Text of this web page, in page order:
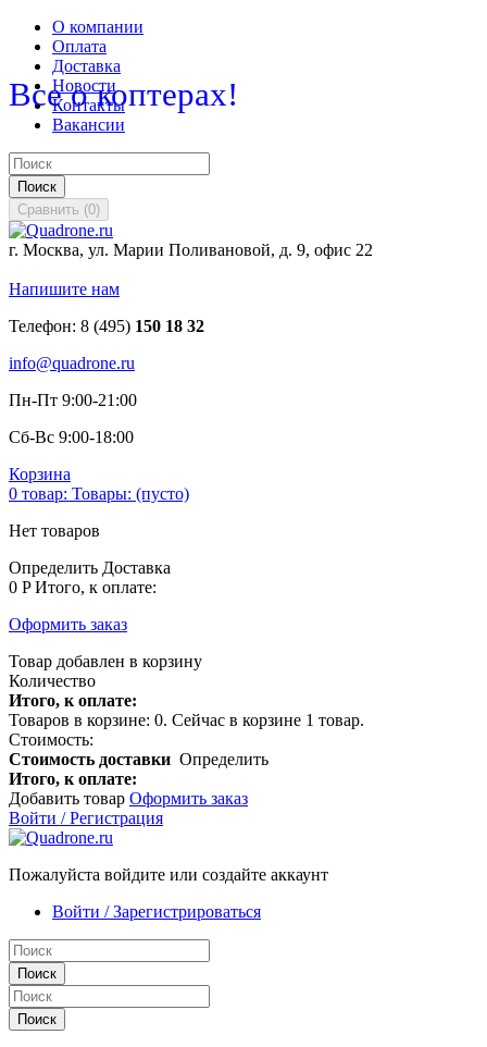
О компании
Оплата
Доставка
Новости
Контакты
Вакансии
Поиск
Сравнить (0)
Все о коптерах!
г. Москва, ул. Марии Поливановой, д. 9, офис 22
Напишите нам
Телефон: 8 (495) 150 18 32
info@quadrone.ru
Пн-Пт 9:00-21:00
Сб-Вс 9:00-18:00
Корзина
0 товар: Товары: (пусто)
Нет товаров
Определить Доставка
0 P Итого, к оплате:
Оформить заказ
Товар добавлен в корзину
Количество
Итого, к оплате:
Товаров в корзине: 0. Сейчас в корзине 1 товар.
Стоимость:
Стоимость доставки Определить
Итого, к оплате:
Добавить товар Оформить заказ
Войти / Регистрация
Пожалуйста войдите или создайте аккаунт
Войти / Зарегистрироваться
Поиск
Поиск